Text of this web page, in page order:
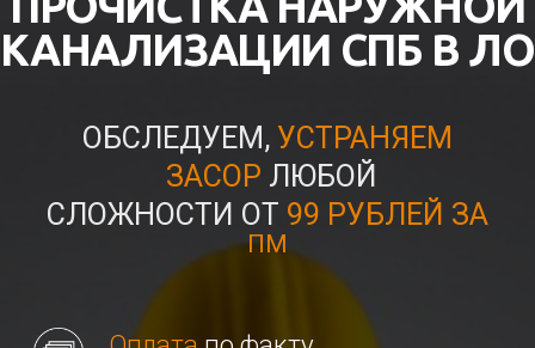
на рынке
коммунальных услуг
срочный
30 минут
по факту
выполнения работ
ОБСЛЕДУЕМ,
УСТРАНЯЕМ
ЗАСОРЛЮБОЙ
СЛОЖНОСТИ ОТ99 РУБЛЕЙ ЗА